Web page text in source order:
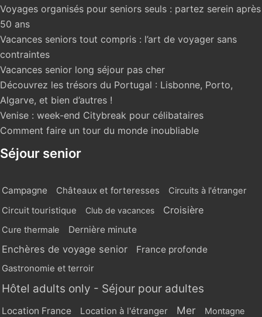
Voyages organisés pour seniors seuls : partez serein après
50 ans
Vacances seniors tout compris : l’art de voyager sans
contraintes
Vacances senior long séjour pas cher
Découvrez les trésors du Portugal : Lisbonne, Porto,
Algarve, et bien d’autres !
Venise : week-end Citybreak pour célibataires
Comment faire un tour du monde inoubliable
Séjour senior
Campagne Châteaux et forteresses
Circuits à l'étranger
Circuit touristique
Club de vacances Croisière
Cure thermale Dernière minute
Enchères de voyage senior
France profonde
Gastronomie et terroir
Hôtel adults only - Séjour pour adultes
Location France Location à l'étranger Mer Montagne